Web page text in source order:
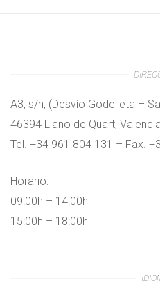
A3, s/n, (Desvío Godelleta –
46394 Llano de Quart, Valencia
Tel. +34 961 804 131 – Fax.
Horario:
09:00h – 14:00h
15:00h – 18:00h